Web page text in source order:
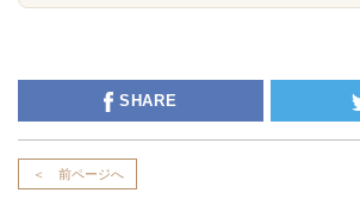
SHARE
＜ 前ページへ